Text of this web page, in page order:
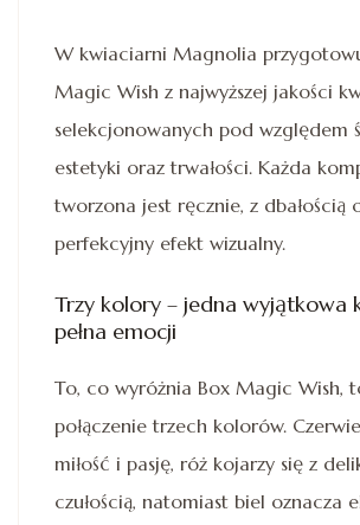
W kwiaciarni Magnolia
Magic Wish z najwyższej jakości
selekcjonowanych pod względem
estetyki oraz trwałości. Każda
tworzona jest ręcznie, z dbałością
perfekcyjny efekt wizualny.
Trzy kolory – jedna wyjątkowa
pełna emocji
To, co wyróżnia Box Magic Wish,
połączenie trzech kolorów.
miłość i pasję, róż kojarzy się z
czułością, natomiast biel oznacza